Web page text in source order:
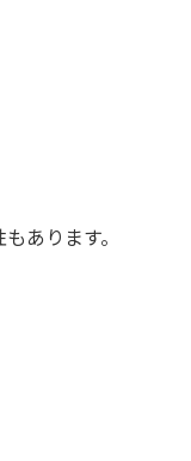
あります。